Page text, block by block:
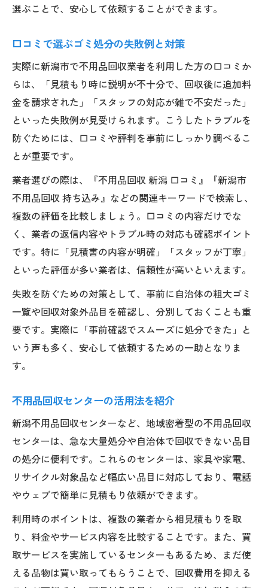
選ぶことで、安心して依頼することができます。
口コミで選ぶゴミ処分の失敗例と対策
実際に新潟市で不用品回収業者を利用した方の口コミか
らは、「見積もり時に説明が不十分で、回収後に追加料
金を請求された」「スタッフの対応が雑で不安だった」
といった失敗例が見受けられます。こうしたトラブルを
防ぐためには、口コミや評判を事前にしっかり調べるこ
とが重要です。
業者選びの際は、『不用品回収 新潟 口コミ』『新潟市
不用品回収 持ち込み』などの関連キーワードで検索し、
複数の評価を比較しましょう。口コミの内容だけでな
く、業者の返信内容やトラブル時の対応も確認ポイント
です。特に「見積書の内容が明確」「スタッフが丁寧」
といった評価が多い業者は、信頼性が高いといえます。
失敗を防ぐための対策として、事前に自治体の粗大ゴミ
一覧や回収対象外品目を確認し、分別しておくことも重
要です。実際に「事前確認でスムーズに処分できた」と
いう声も多く、安心して依頼するための一助となりま
す。
不用品回収センターの活用法を紹介
新潟不用品回収センターなど、地域密着型の不用品回収
センターは、急な大量処分や自治体で回収できない品目
の処分に便利です。これらのセンターは、家具や家電、
リサイクル対象品など幅広い品目に対応しており、電話
やウェブで簡単に見積もり依頼ができます。
利用時のポイントは、複数の業者から相見積もりを取
り、料金やサービス内容を比較することです。また、買
取サービスを実施しているセンターもあるため、まだ使
える品物は買い取ってもらうことで、回収費用を抑える